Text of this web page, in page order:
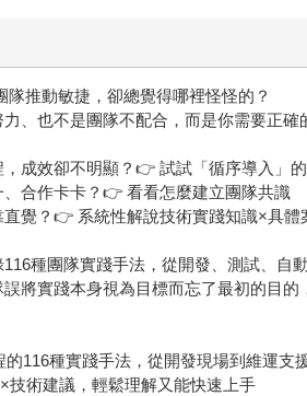
隊推動敏捷，卻總覺得哪裡怪怪的？
、也不是團隊不配合，而是你需要正確
成效卻不明顯？👉 試試「循序導入」
、合作卡卡？👉 看看怎麼建立團隊共識
覺？👉 系統性解說技術實踐知識×具體
種團隊實踐手法，從開發、測試、自
將實踐本身視為目標而忘了最初的目的
的116種實踐手法，從開發現場到維運支
技術建議，輕鬆理解又能快速上手